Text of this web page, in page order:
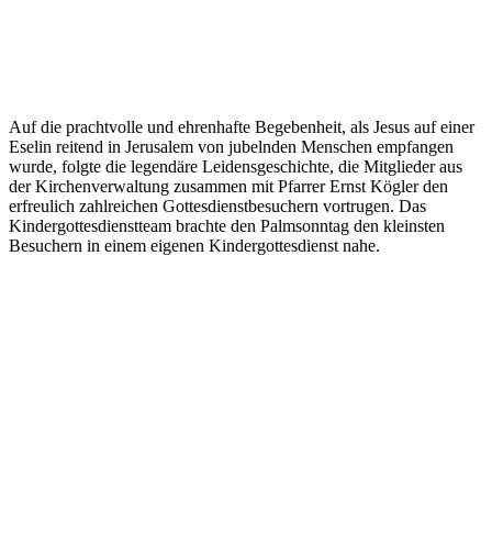
Auf die prachtvolle und ehrenhafte Begebenheit, als Jesus auf einer
Eselin reitend in Jerusalem von jubelnden Menschen empfangen
wurde, folgte die legendäre Leidensgeschichte, die Mitglieder aus
der Kirchenverwaltung zusammen mit Pfarrer Ernst Kögler den
erfreulich zahlreichen Gottesdienstbesuchern vortrugen. Das
Kindergottesdienstteam brachte den Palmsonntag den kleinsten
Besuchern in einem eigenen Kindergottesdienst nahe.